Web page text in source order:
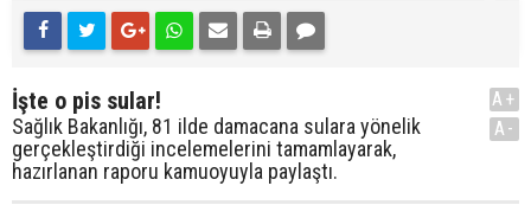
İşte o pis sular!
Sağlık Bakanlığı, 81 ilde damacana sulara yönelik
gerçekleştirdiği incelemelerini tamamlayarak,
hazırlanan raporu kamuoyuyla paylaştı.
A+
A-